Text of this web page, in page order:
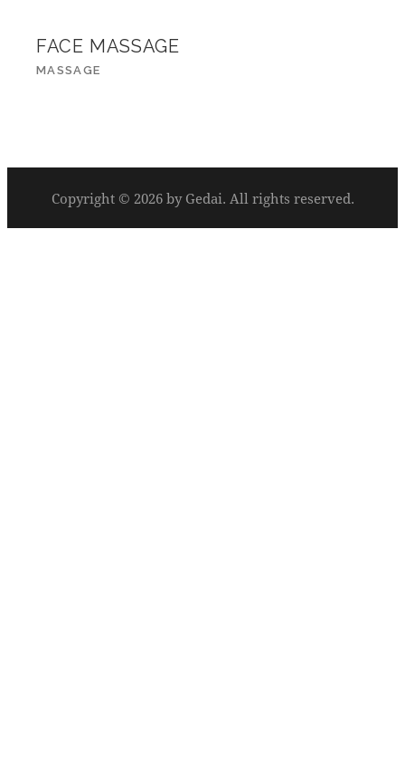
FACE MASSAGE
MASSAGE
Copyright © 2026 by Gedai. All rights reserved.